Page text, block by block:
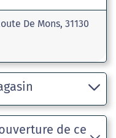
De Mons, 31130
de ce